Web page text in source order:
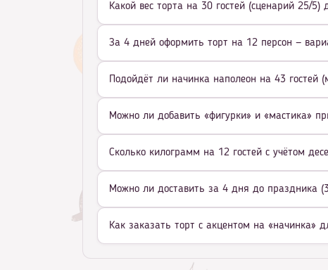
Какой вес торта на 30 гостей (сценарий 25/5)
За 4 дней оформить торт на 12 персон —
Подойдёт ли начинка наполеон на 43 гостей
Можно ли добавить «фигурки» и «мастика»
Сколько килограмм на 12 гостей с учётом
Можно ли доставить за 4 дня до праздника
Как заказать торт с акцентом на «начинка»